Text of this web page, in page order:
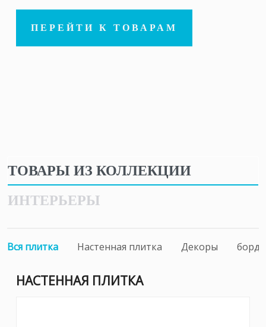
ПЕРЕЙТИ К ТОВАРАМ
ТОВАРЫ ИЗ КОЛЛЕКЦИИ
ИНТЕРЬЕРЫ
Вся плитка Настенная плитка Декоры
НАСТЕННАЯ ПЛИТКА